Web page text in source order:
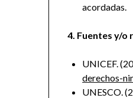
acordadas.
4. Fuentes y/o
UNICEF.
derechos-
UNESCO.